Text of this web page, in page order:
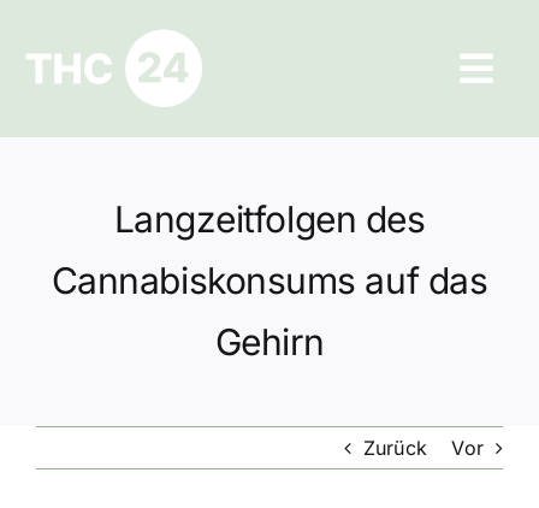
springen
Ratgeber
Hilfe und Kontakt
Datenschutz
Langzeitfolgen des
Cannabiskonsums auf das
Gehirn
Zurück Vor